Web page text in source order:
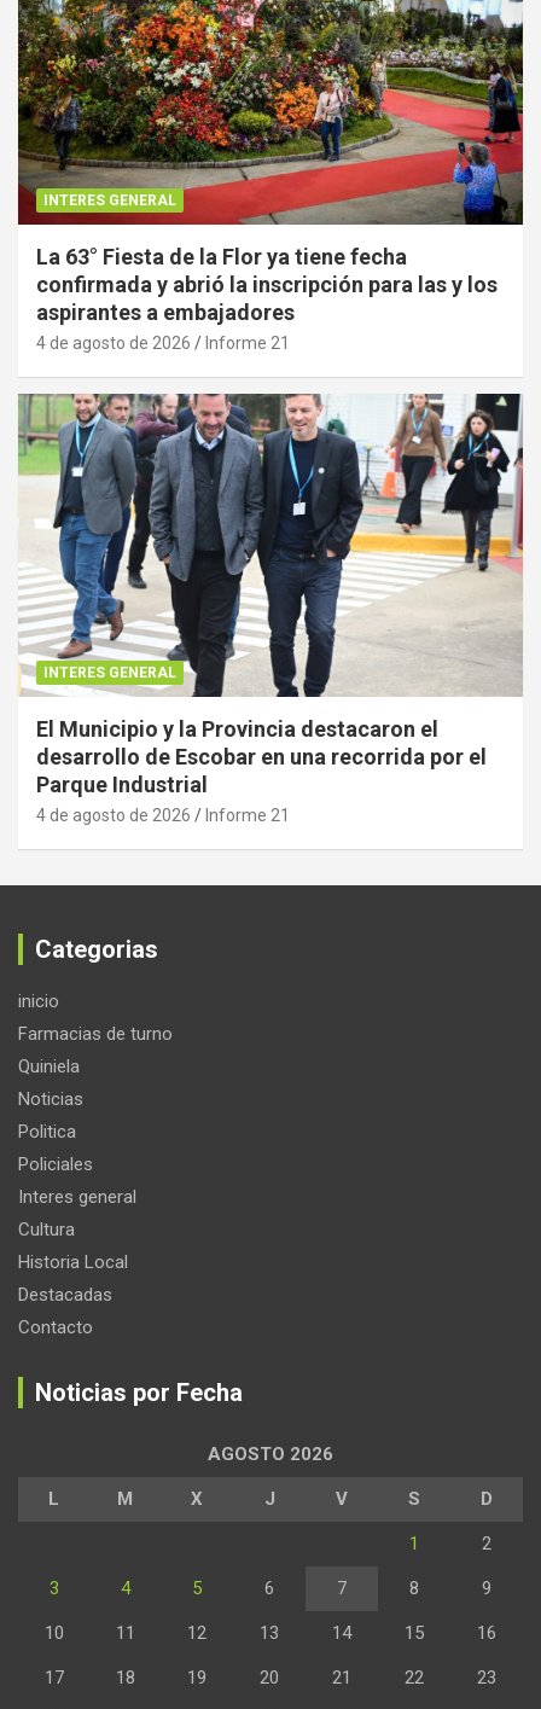
INTERES GENERAL
La 63° Fiesta de la Flor ya tiene fecha
confirmada y abrió la inscripción para las y los
aspirantes a embajadores
4 de agosto de 2026 Informe 21
INTERES GENERAL
El Municipio y la Provincia destacaron el
desarrollo de Escobar en una recorrida por el
Parque Industrial
4 de agosto de 2026 Informe 21
Categorias
inicio
Farmacias de turno
Quiniela
Noticias
Politica
Policiales
Interes general
Cultura
Historia Local
Destacadas
Contacto
Noticias por Fecha
AGOSTO 2026
L M X J V S D
1 2
3 4 5 6 7 8 9
10 11 12 13 14 15 16
17 18 19 20 21 22 23